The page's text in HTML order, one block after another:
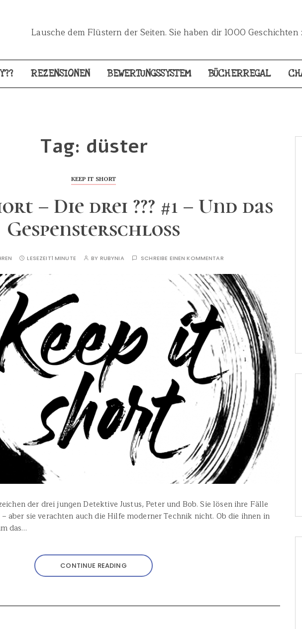
Lausche dem Flüstern der Seiten. Sie haben dir 1000 Geschichten
REZENSIONEN BEWERTUNGSSYSTEM BÜCHERREGAL
Tag: düster
KEEP IT SHORT
– Die drei ??? #1 – Und das
Gespensterschloss
LESEZEIT1 MINUTE BY RUBYNIA SCHREIBE EINEN KOMMENTAR
der drei jungen Detektive Justus, Peter und Bob. Sie lösen ihre Fälle
aber sie verachten auch die Hilfe moderner Technik nicht. Ob die ihnen in
das…
CONTINUE READING